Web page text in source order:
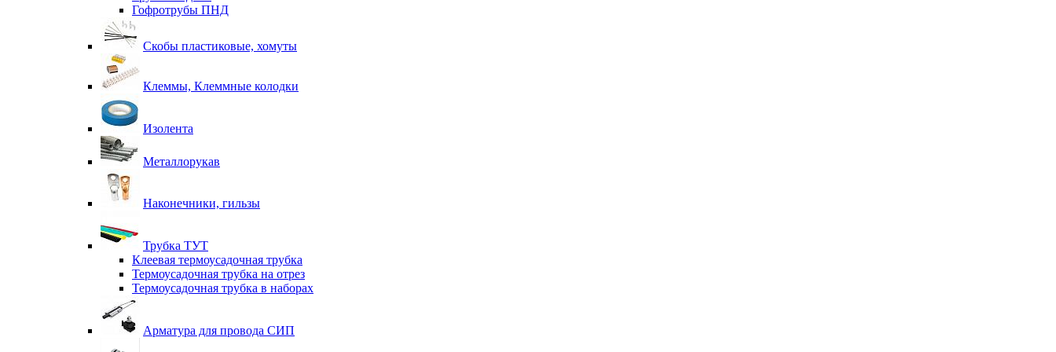
Гофротрубы ПНД
Скобы пластиковые, хомуты
Клеммы, Клеммные колодки
Изолента
Металлорукав
Наконечники, гильзы
Трубка ТУТ
Клеевая термоусадочная трубка
Термоусадочная трубка на отрез
Термоусадочная трубка в наборах
Арматура для провода СИП